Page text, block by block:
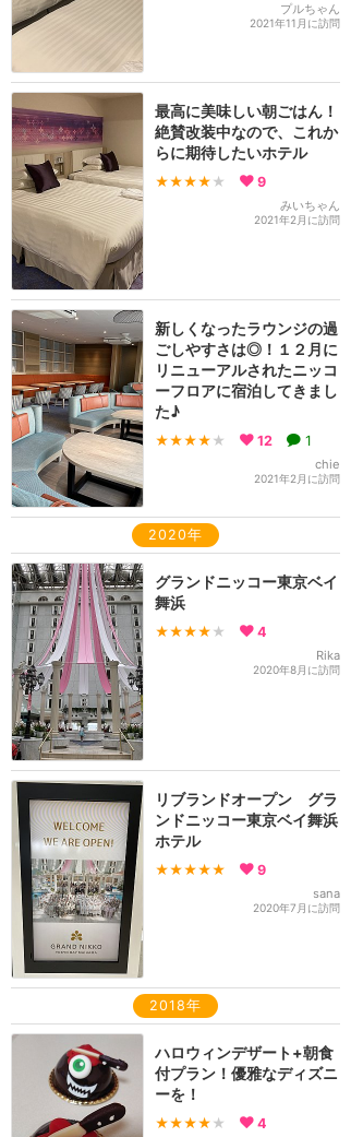
プルちゃん
2021年11月に訪問
最高に美味しい朝ごはん！
絶賛改装中なので、これか
らに期待したいホテル
★★★★ ★ 9
みいちゃん
2021年2月に訪問
新しくなったラウンジの過
ごしやすさは◎！１２月に
リニューアルされたニッコ
ーフロアに宿泊してきまし
た♪
★★★★ ★ 12 1
chie
2021年2月に訪問
2020年
グランドニッコー東京ベイ
舞浜
★★★★ ★ 4
Rika
2020年8月に訪問
リブランドオープン グラ
ンドニッコー東京ベイ舞浜
ホテル
★★★★★ 9
sana
2020年7月に訪問
2018年
ハロウィンデザート+朝食
付プラン！優雅なディズニ
ーを！
★★★★ ★ 4